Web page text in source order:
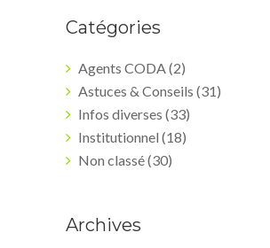
Catégories
Agents CODA(2)
Astuces & Conseils (31)
Infos diverses (33)
Institutionnel (18)
Non classé(30)
Archives